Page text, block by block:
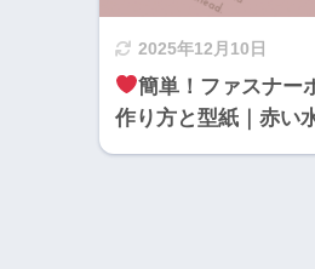
2025年12月10日
簡単！ファスナー
作り方と型紙｜赤い